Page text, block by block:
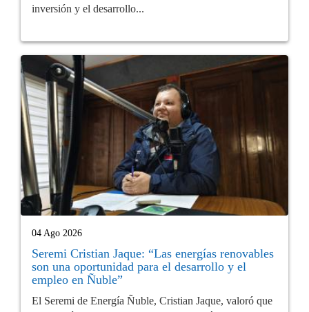
inversión y el desarrollo...
04 Ago 2026
Seremi Cristian Jaque: “Las energías renovables
son una oportunidad para el desarrollo y el
empleo en Ñuble”
El Seremi de Energía Ñuble, Cristian Jaque, valoró que